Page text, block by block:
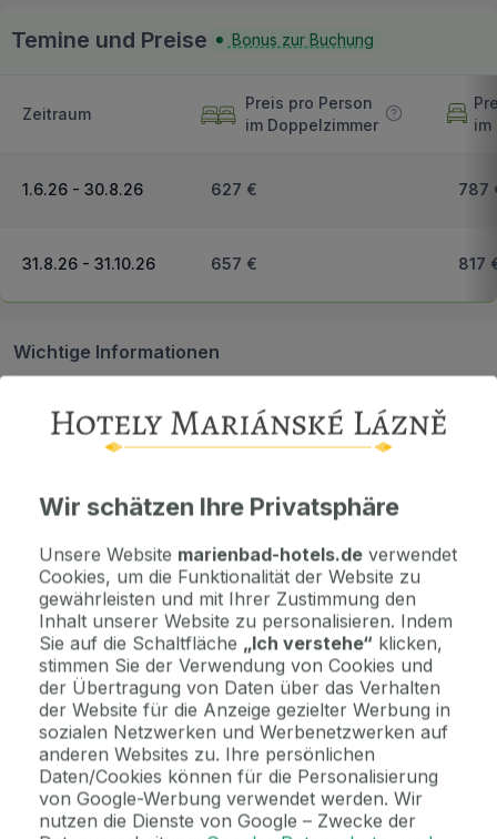
Temine und Preise Bonus zur Buchung
Zeitraum
Preis pro Person
im Doppelzimmer
im
1.6.26 - 30.8.26 627 € 787
31.8.26 - 31.10.26 657 € 817
Wichtige Informationen
Jetzt bezahlen Sie gar nichts.
Die Zahlungsmodalitäten erhalten Sie zusammen mit dem Angebot
per E-Mail.
Hinweis
Das Hotel wird vom 11.1. 2027 - 28.1.2027 aus Betriebsgründen ge...
2 Gründe, bei uns zu buchen
Bonus zur Buchung
Genießen Sie Marienbad in vollen Zügen mit unseren exklusiven
Wir schätzen Ihre Privatsphäre
Unsere Website marienbad-hotels.de verwendet
Cookies, um die Funktionalität der Website zu
gewährleisten und mit Ihrer Zustimmung den
Inhalt unserer Website zu personalisieren. Indem
Sie auf die Schaltfläche „Ich verstehe“ klicken,
stimmen Sie der Verwendung von Cookies und
der Übertragung von Daten über das Verhalten
der Website für die Anzeige gezielter Werbung in
sozialen Netzwerken und Werbenetzwerken auf
anderen Websites zu. Ihre persönlichen
Daten/Cookies können für die Personalisierung
von Google-Werbung verwendet werden. Wir
nutzen die Dienste von Google – Zwecke der